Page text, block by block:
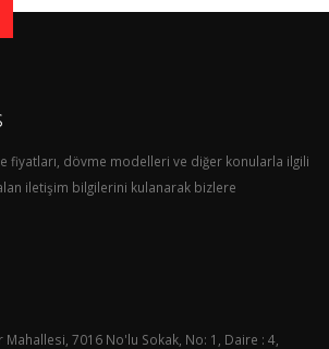
fiyatları, dövme modelleri ve diğer konularla ilgili
iletişim bilgilerini kulanarak bizlere
Mahallesi, 7016 No'lu Sokak, No: 1, Daire : 4,